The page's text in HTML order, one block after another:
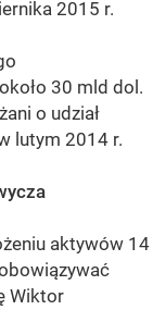
2015 r.
30 mld dol.
o udział
lutym 2014 r.
aktywów 14
Wiktor